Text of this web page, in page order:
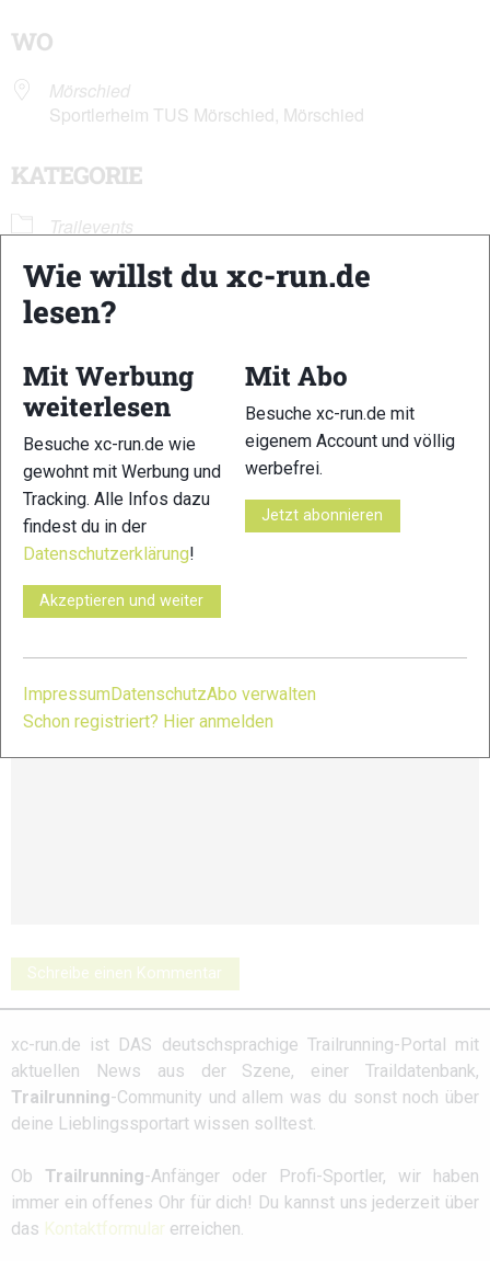
WO
Mörschied
Sportlerheim TUS Mörschied, Mörschied
KATEGORIE
Trailevents
Klein aber fein ist die Veranstaltung „Hunsrück-Trail“ die vom
TuS Mörschied veranstaltet wird. Im nächsten Jahr feiert
unterschiedliche Distanzen an.
Distanzen:
7km Hunsrück Trail
13 km Hunsrück Trail
25 km Hunsrück Trail
Weitere Infos und Anmeldung unter:
https://www.xn--hunsrck-trail-0ob.de/
Schreibe einen Kommentar
xc-run.de ist DAS deutschsprachige Trailrunning-Portal mit
aktuellen News aus der Szene, einer Traildatenbank,
Trailrunning-Community und allem was du sonst noch über
deine Lieblingssportart wissen solltest.
Ob Trailrunning-Anfänger oder Profi-Sportler, wir haben
immer ein offenes Ohr für dich! Du kannst uns jederzeit über
das Kontaktformular erreichen.
Wie willst du xc-run.de
lesen?
Mit Werbung
weiterlesen
Besuche xc-run.de wie
gewohnt mit Werbung und
Tracking. Alle Infos dazu
findest du in der
Datenschutzerklärung!
Akzeptieren und weiter
Mit Abo
Besuche xc-run.de mit
eigenem Account und völlig
werbefrei.
Jetzt abonnieren
Impressum DatenschutzAbo verwalten
Schon registriert? Hier anmelden